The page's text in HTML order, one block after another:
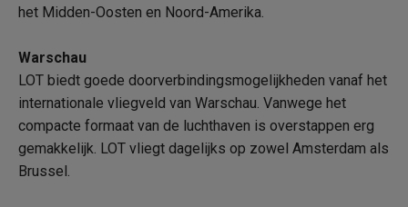
het Midden-Oosten en Noord-Amerika.
Warschau
LOT biedt goede doorverbindingsmogelijkheden vanaf het
internationale vliegveld van Warschau. Vanwege het
compacte formaat van de luchthaven is overstappen erg
gemakkelijk. LOT vliegt dagelijks op zowel Amsterdam als
Brussel.